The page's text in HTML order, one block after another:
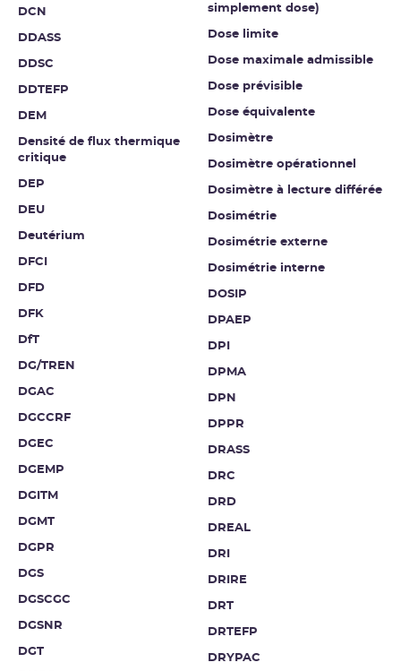
DCN
DDASS
DDSC
DDTEFP
DEM
Densité de flux thermique
critique
DEP
DEU
Deutérium
DFCI
DFD
DFK
DfT
DG/TREN
DGAC
DGCCRF
DGEC
DGEMP
DGITM
DGMT
DGPR
DGS
DGSCGC
DGSNR
DGT
simplement dose)
Dose limite
Dose maximale admissible
Dose prévisible
Dose équivalente
Dosimètre
Dosimètre opérationnel
Dosimètre à lecture différée
Dosimétrie
Dosimétrie externe
Dosimétrie interne
DOSIP
DPAEP
DPI
DPMA
DPN
DPPR
DRASS
DRC
DRD
DREAL
DRI
DRIRE
DRT
DRTEFP
DRYPAC